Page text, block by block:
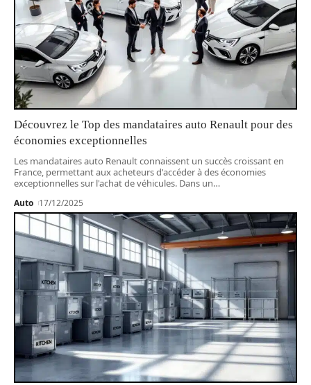
Découvrez le Top des mandataires auto Renault pour des
économies exceptionnelles
Les mandataires auto Renault connaissent un succès croissant en
France, permettant aux acheteurs d'accéder à des économies
exceptionnelles sur l'achat de véhicules. Dans un…
Auto 17/12/2025